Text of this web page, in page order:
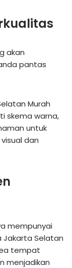
akan
pantas
Murah
skema warna,
untuk
dan
mempunyai
Jakarta Selatan
tempat
menjadikan